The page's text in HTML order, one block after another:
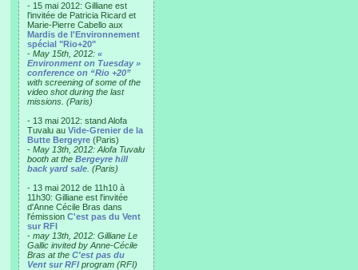
- 15 mai 2012: Gilliane est
l'invitée de Patricia Ricard et
Marie-Pierre Cabello aux
Mardis de l'Environnement
spécial "Rio+20"
- May 15th, 2012: «
Environment on Tuesday »
conference on “Rio +20”
with screening of some of the
video shot during the last
missions. (Paris)
- 13 mai 2012: stand Alofa
Tuvalu au Vide-Grenier de la
Butte Bergeyre (Paris)
- May 13th, 2012: Alofa Tuvalu
booth at the Bergeyre hill
back yard sale . (Paris)
- 13 mai 2012 de 11h10 à
11h30: Gilliane est l'invitée
d'Anne Cécile Bras dans
l'émission C'est pas du Vent
sur RFI
- may 13th, 2012: Gilliane Le
Gallic invited by Anne-Cécile
Bras at the C'est pas du
Vent sur RFI program (RFI)